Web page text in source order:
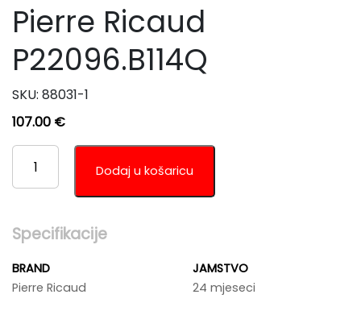
Pierre Ricaud
P22096.B114Q
SKU: 88031-1
107.00 €
PIERRE
RICAUD
P22096.B114Q
Dodaj u košaricu
Specifikacije
BRAND
Pierre Ricaud
JAMSTVO
24 mjeseci